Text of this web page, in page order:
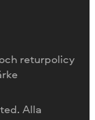
Alla
returpolicy